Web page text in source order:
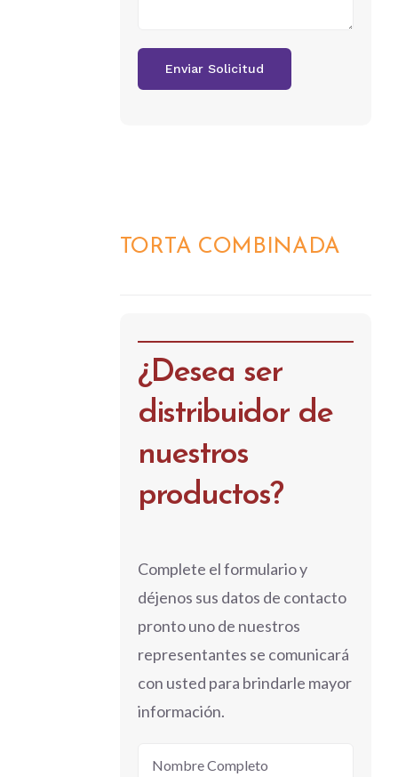
TORTA COMBINADA
¿Desea ser
distribuidor de
nuestros
productos?
Complete el formulario y
déjenos sus datos de contacto
pronto uno de nuestros
representantes se comunicará
con usted para brindarle mayor
información.